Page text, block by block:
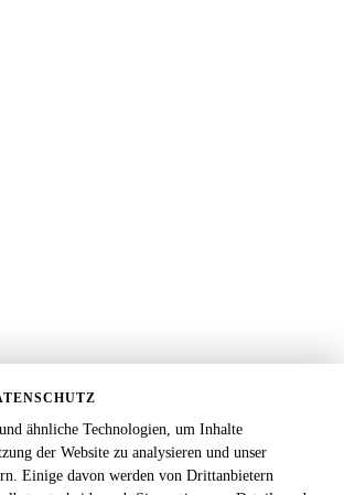
ähnliche Technologien, um Inhalte
der Website zu analysieren und unser
Einige davon werden von Drittanbietern